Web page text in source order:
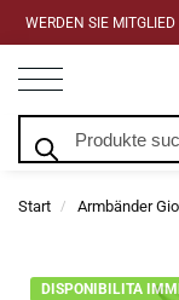
WERDEN SIE MITGLIED
Start / Armbänder
DISPONIBILITA